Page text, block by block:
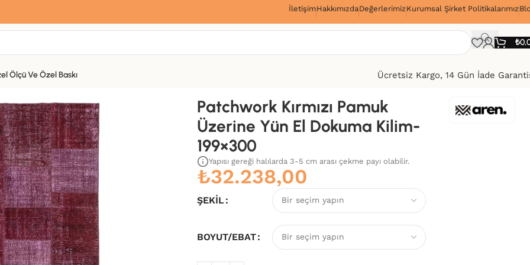
özel hoş geldin hediyemiz var!
Hemen üye ol, ilk siparişinde%10 indirimfırsatını yakala.
İletişimHakkımızdaDeğerlerimizKurumsal Şirket Politikalarımız
₺
Ölçü Ve Özel Baskı
Ücretsiz Kargo, 14 Gün İade
Patchwork Kırmızı Pamuk
Üzerine Yün El Dokuma Kilim-
199×300
Yapısı gereği halılarda 3-5 cm arası çekme payı olabilir.
₺32.238,00
ŞEKIL
BOYUT/EBAT